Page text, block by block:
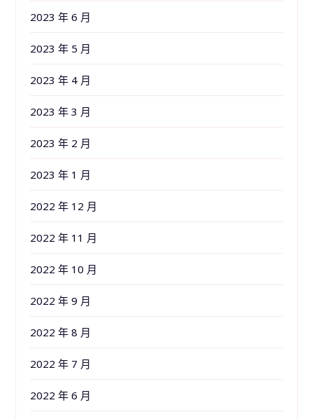
2023 年 6 月
2023 年 5 月
2023 年 4 月
2023 年 3 月
2023 年 2 月
2023 年 1 月
2022 年 12 月
2022 年 11 月
2022 年 10 月
2022 年 9 月
2022 年 8 月
2022 年 7 月
2022 年 6 月